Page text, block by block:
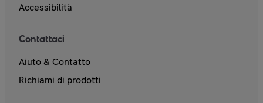
Accessibilità
Contattaci
Aiuto & Contatto
Richiami di prodotti